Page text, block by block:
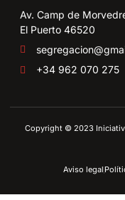
Av. Camp de
El Puerto 46520
+34 962 070 275
Copyright © 2023
Aviso legal